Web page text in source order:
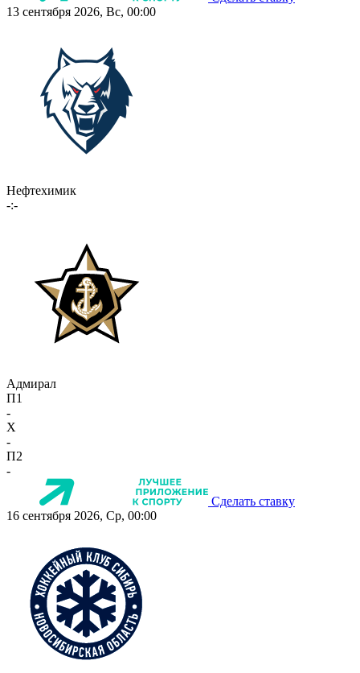
13 сентября 2026, Вс, 00:00
Нефтехимик
-:-
Адмирал
П1
-
X
-
П2
-
Сделать ставку
16 сентября 2026, Ср, 00:00